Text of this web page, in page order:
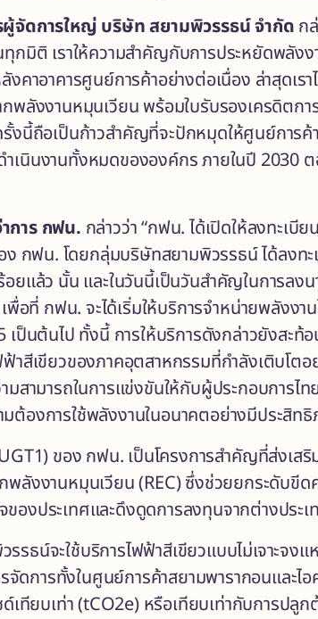
จัดการใหญ่ บริษัท สยามพิวรรธน์ จำกัด ก
กมิติ เราให้ความสำคัญกับการประหยัดพลัง
งคาอาคารศูนย์การค้าอย่างต่อเนื่อง ล่าสุดเ
พลังงานหมุนเวียน พร้อมใบรับรองเครดิตก
งนี้ถือเป็นก้าวสำคัญที่จะปักหมุดให้ศูนย์การ
เนินงานทั้งหมดขององค์กร ภายในปี 2030
การ กฟน. กล่าวว่า “กฟน. ได้เปิดให้ลงทะเ
ง กฟน. โดยกลุ่มบริษัทสยามพิวรรธน์ ได้ลงท
ยแล้ว นั้น และในวันนี้เป็นวันสำคัญในการล
พื่อที่ กฟน. จะได้เริ่มให้บริการจำหน่ายพลัง
ป็นต้นไป ทั้งนี้ การให้บริการดังกล่าวยังสะท้
าสีเขียวของภาคอุตสาหกรรมที่กําลังเติบโต
สามารถในการแข่งขันให้กับผู้ประกอบการไ
ต้องการใช้พลังงานในอนาคตอย่างมีประสิท
ของ กฟน. เป็นโครงการสำคัญที่ส่งเส
ลังงานหมุนเวียน (REC) ซึ่งช่วยยกระดับขีด
องประเทศและดึงดูดการลงทุนจากต่างประเ
รธน์จะใช้บริการไฟฟ้าสีเขียวแบบไม่เจาะจ
การทั้งในศูนย์การค้าสยามพารากอนและไ
เทียบเท่า (tCO2e) หรือเทียบเท่ากับการปลู